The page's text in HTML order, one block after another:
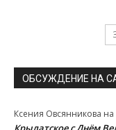
ОБСУЖДЕНИЕ НА
Ксения Овсянникова на